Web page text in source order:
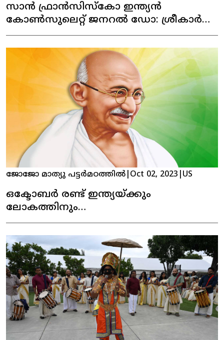
സാൻ ഫ്രാൻസിസ്കോ ഇന്ത്യൻ
കോൺസുലെറ്റ് ജനറൽ ഡോ: ശ്രീകാർ
റെഡ്‌ഡിയുമായി, മലയാളി കമ്മ്യൂണിനിറ്റി
ലീഡേഴ്‌സ് കൂടി കാഴ്ച നടത്തി
ജോജോ മാത്യു പട്ടർമഠത്തിൽ Oct 02, 2023 US
ഒക്ടോബർ രണ്ട് ഇന്ത്യയ്ക്കും
ലോകത്തിനും
വിലമതിക്കാനാവാത്ത ദിവസം